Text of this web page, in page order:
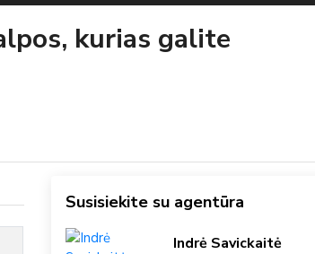
kurias galite
Susisiekite su agentūra
Indrė Savickaitė